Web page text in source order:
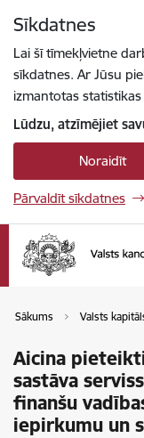
Sīkdatnes
Lai šī tīmekļvietne
sīkdatnes. Ar Jūsu
izmantotas
Lūdzu, atzīmējiet
Noraidīt
Pārvaldīt sīkdatnes
Sākums Valsts
Aicina
sastāva
finanšu
iepirkumu un